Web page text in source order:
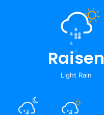
Raisen
Light Rain